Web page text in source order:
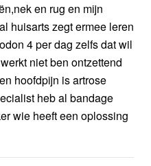
en rug en mijn
huisarts zegt ermee leren
4 per dag zelfs dat wil
niet ben ontzettend
hoofdpijn is artrose
heb al bandage
wie heeft een oplossing